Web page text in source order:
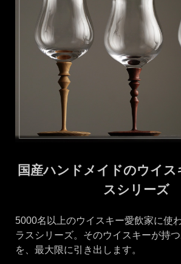
国産ハンドメイドのウイス
スシリーズ
5000名以上のウイスキー愛飲家に使
ラスシリーズ。そのウイスキーが持
を、最大限に引き出します。